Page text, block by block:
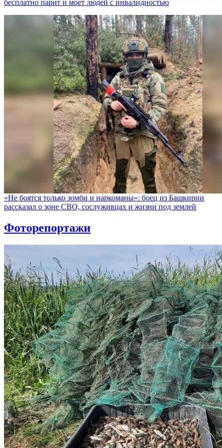
бесплатно парит и моет людей с инвалидностью
«Не боятся только зомби и наркоманы»: боец из Башкирии
рассказал о зоне СВО, сослуживцах и жизни под землей
Фоторепортажи